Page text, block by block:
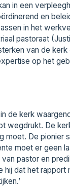
in een
en
in het
pastoraat
van de
op het
de kerk
wegdrukt. De
moet. De pionier
moet er geen
pastor en
hij dat het